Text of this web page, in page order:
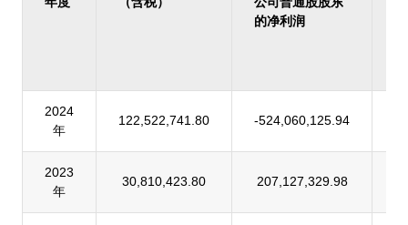
的净利润
2024
年
122,522,741.80 -524,060,125.94
2023
年
30,810,423.80 207,127,329.98